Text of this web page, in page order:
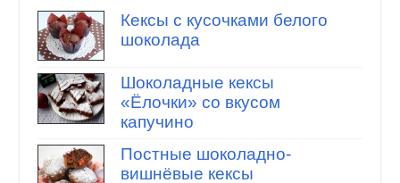
Кексы с кусочками белого
шоколада
Шоколадные кексы
«Ёлочки» со вкусом
капучино
Постные шоколадно-
вишнёвые кексы